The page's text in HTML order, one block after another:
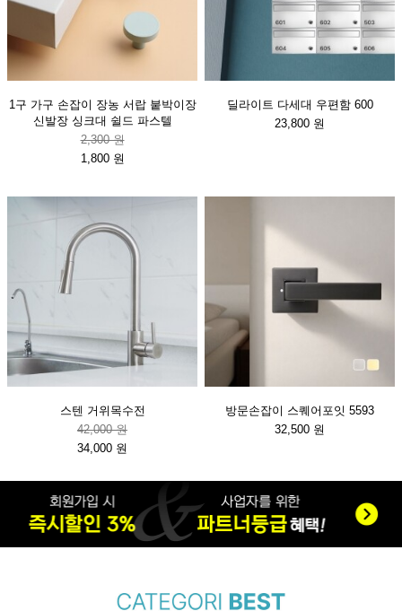
1구 가구 손잡이 장농 서랍 붙박이장
신발장 싱크대 쉴드 파스텔
2,300 원
1,800 원
딜라이트 다세대 우편함 600
23,800 원
스텐 거위목수전
42,000 원
34,000 원
방문손잡이 스퀘어포잇 5593
32,500 원